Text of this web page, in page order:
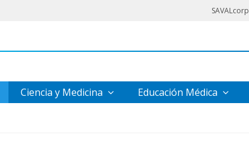
SAVALcorp
Ciencia y Medicina Educación Médica